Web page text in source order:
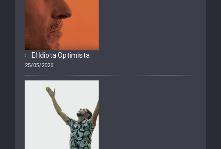
El Idiota Optimista
25/05/2026